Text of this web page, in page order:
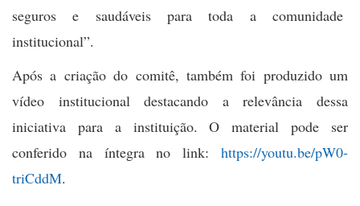
seguros e saudáveis para toda a comunidade
institucional”.
Após a criação do comitê, também foi produzido um
vídeo institucional destacando a relevância dessa
iniciativa para a instituição. O material pode ser
conferido na íntegra no link: https://youtu.be/pW0-
triCddM.